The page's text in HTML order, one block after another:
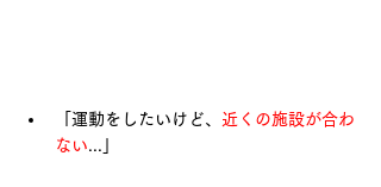
「運動をしたいけど、 近くの施設が合わ
ない...」